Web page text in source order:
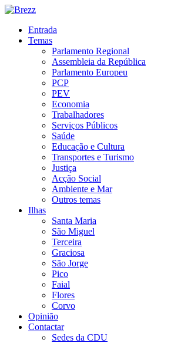
Entrada
Temas
Parlamento Regional
Assembleia da República
Parlamento Europeu
PCP
PEV
Economia
Trabalhadores
Serviços Públicos
Saúde
Educação e Cultura
Transportes e Turismo
Justiça
Acção Social
Ambiente e Mar
Outros temas
Ilhas
Santa Maria
São Miguel
Terceira
Graciosa
São Jorge
Pico
Faial
Flores
Corvo
Opinião
Contactar
Sedes da CDU